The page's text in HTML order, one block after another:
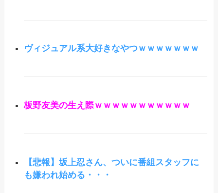
ヴィジュアル系大好きなやつｗｗｗｗｗｗｗ
板野友美の生え際ｗｗｗｗｗｗｗｗｗｗｗ
【悲報】坂上忍さん、ついに番組スタッフに
も嫌われ始める・・・